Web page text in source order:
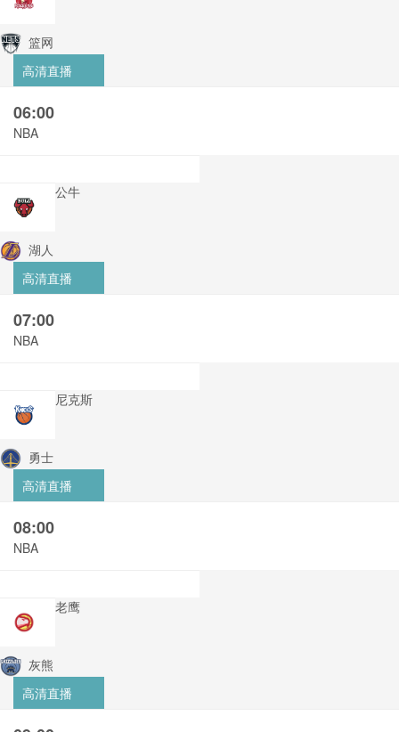
篮网
高清直播
06:00
NBA
公牛
湖人
高清直播
07:00
NBA
尼克斯
勇士
高清直播
08:00
NBA
老鹰
灰熊
高清直播